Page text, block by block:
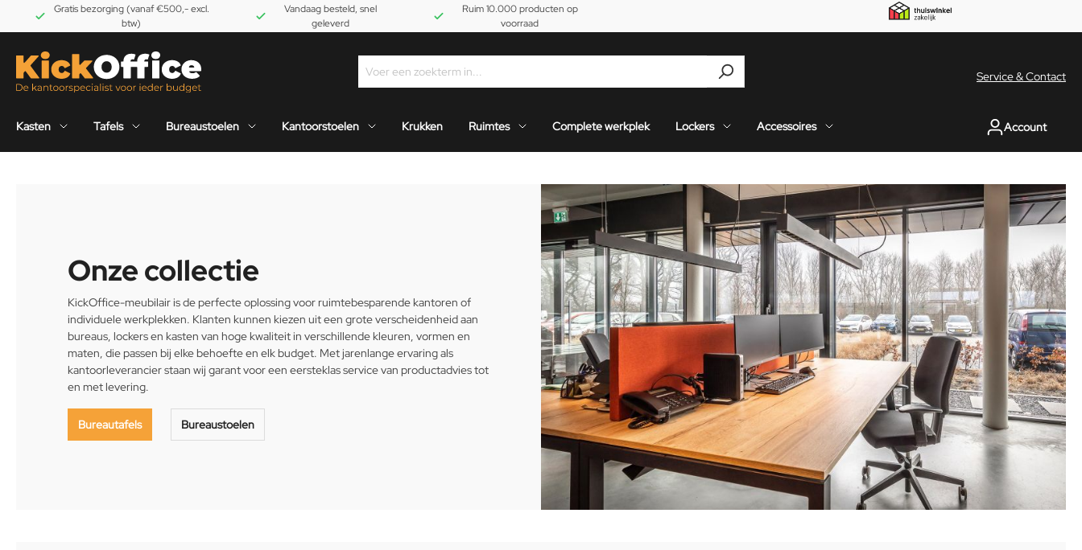
Gratis bezorging (vanaf €500,- excl.
btw)
Vandaag besteld, snel
geleverd
Ruim 10.000 producten op
voorraad
Service & Contact
Kasten Tafels Bureaustoelen Kantoorstoelen Krukken Ruimtes Complete werkplek Lockers Accessoires Account
Onze collectie
KickOffice-meubilair is de perfecte oplossing voor ruimtebesparende kantoren of
individuele werkplekken. Klanten kunnen kiezen uit een grote verscheidenheid aan
bureaus, lockers en kasten van hoge kwaliteit in verschillende kleuren, vormen en
maten, die passen bij elke behoefte en elk budget. Met jarenlange ervaring als
kantoorleverancier staan ​​wij garant voor een eersteklas service van productadvies tot
en met levering.
Bureautafels Bureaustoelen